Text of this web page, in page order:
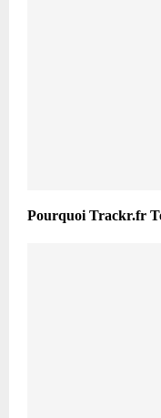
Pourquoi Trackr.fr